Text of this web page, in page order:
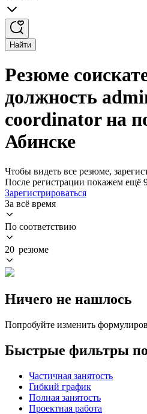
Найти
Резюме
должность
coordinator на
Абинске
Чтобы видеть все резюме,
После регистрации покажем ещё
Зарегистрироваться
За всё время
По соответствию
20 резюме
Ничего не нашлось
Попробуйте изменить
Быстрые фильтры
Частичная занятость
Гибкий график
Полная занятость
Проектная работа